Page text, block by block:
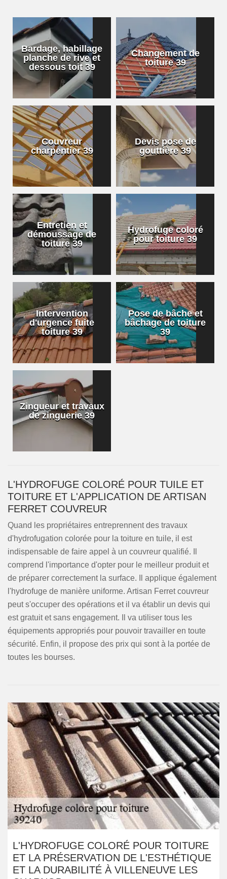
Bardage, habillage
planche de rive et
dessous toit 39
Changement de
toiture 39
Couvreur
charpentier 39
Devis pose de
gouttière 39
Entretien et
démoussage de
toiture 39
Hydrofuge coloré
pour toiture 39
Intervention
d'urgence fuite
toiture 39
Pose de bâche et
bâchage de toiture
39
Zingueur et travaux
de zinguerie 39
L'HYDROFUGE COLORÉ POUR TUILE ET
TOITURE ET L'APPLICATION DE ARTISAN
FERRET COUVREUR
Quand les propriétaires entreprennent des travaux
d'hydrofugation colorée pour la toiture en tuile, il est
indispensable de faire appel à un couvreur qualifié. Il
comprend l'importance d'opter pour le meilleur produit et
de préparer correctement la surface. Il applique également
l'hydrofuge de manière uniforme. Artisan Ferret couvreur
peut s'occuper des opérations et il va établir un devis qui
est gratuit et sans engagement. Il va utiliser tous les
équipements appropriés pour pouvoir travailler en toute
sécurité. Enfin, il propose des prix qui sont à la portée de
toutes les bourses.
L'HYDROFUGE COLORÉ POUR TOITURE
ET LA PRÉSERVATION DE L'ESTHÉTIQUE
ET LA DURABILITÉ À VILLENEUVE LES